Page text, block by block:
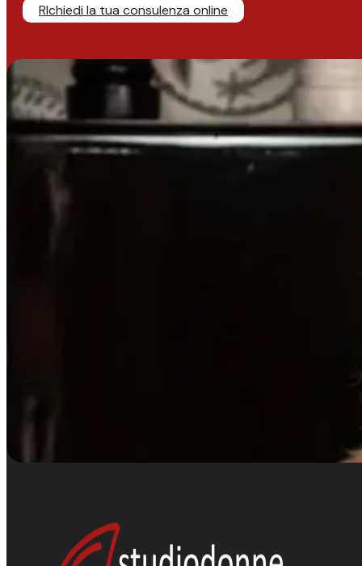
RIchiedi la tua consulenza online